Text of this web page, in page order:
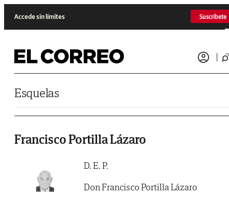
Accede sin límites Suscríbete
Esquelas
Francisco Portilla Lázaro
D. E. P.
Don Francisco Portilla Lázaro